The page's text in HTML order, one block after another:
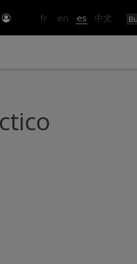
fr en es 中文